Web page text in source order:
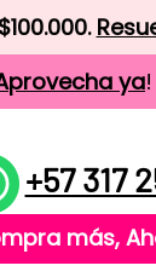
$100.000.
ya!
+57 317
más,